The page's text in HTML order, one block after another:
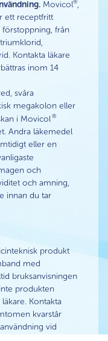
Movicol®,
ett receptfritt
från
Kontakta läkare
inom 14
svåra
megakolon eller
i Movicol®
Andra läkemedel
eller en
och
och amning,
innan du tar
produkt
med
bruksanvisningen
produkten
Kontakta
kvarstår
vid